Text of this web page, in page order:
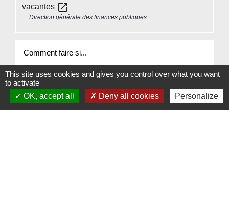
vacantes open_in_new
Direction générale des finances publiques
Comment faire si...
Un proche est décédé
Signaler une erreur sur cette page
This site uses cookies and gives you control over what you want
to activate
OK, accept all
Deny all cookies Personalize